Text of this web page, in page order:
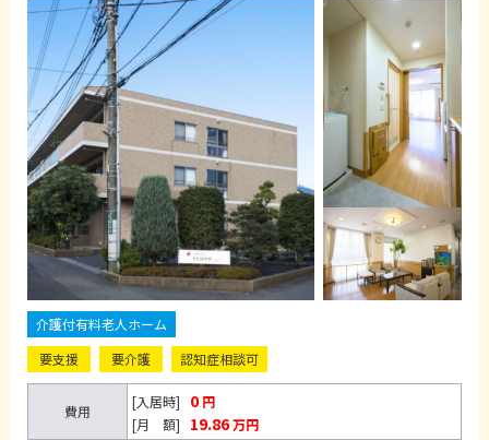
介護付有料老人ホーム
要支援
要介護 認知症相談可
費用
[入居時] 0 円
[月 額]
19.86万円